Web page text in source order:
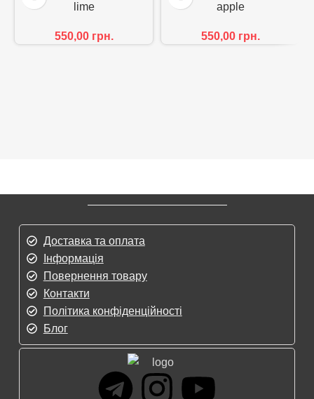
lime
550,00 грн.
apple
550,00 грн.
Доставка та оплата
Інформація
Повернення товару
Контакти
Політика конфіденційності
Блог